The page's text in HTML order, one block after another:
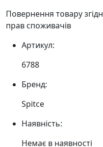
Повернення товару
прав споживачів
Артикул:
6788
Бренд:
Spitce
Наявність:
Немає в наявності